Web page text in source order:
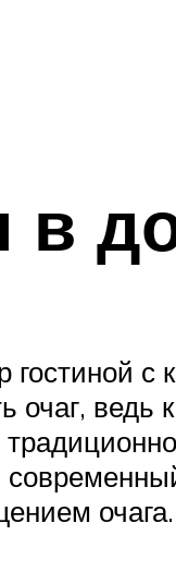
в
гостиной
очаг, ведь
очага.